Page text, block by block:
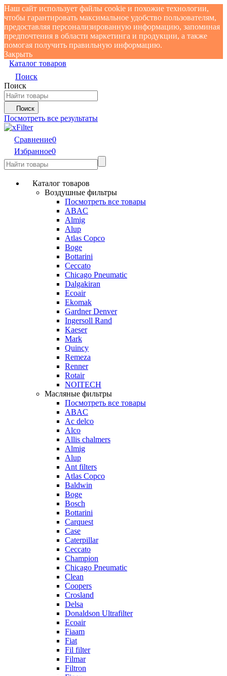
Наш сайт использует файлы cookie и похожие технологии,
чтобы гарантировать максимальное удобство пользователям,
предоставляя персонализированную информацию, запоминая
предпочтения в области маркетинга и продукции, а также
помогая получить правильную информацию.
Закрыть
Каталог товаров
Поиск
Поиск
Поиск
Посмотреть все результаты
Сравнение0
Избранное0
Каталог товаров
Воздушные фильтры
Посмотреть все товары
ABAC
Almig
Alup
Atlas Copco
Boge
Bottarini
Ceccato
Chicago Pneumatic
Dalgakiran
Ecoair
Ekomak
Gardner Denver
Ingersoll Rand
Kaeser
Mark
Quincy
Remeza
Renner
Rotair
NOITECH
Масляные фильтры
Посмотреть все товары
ABAC
Ac delco
Alco
Allis chalmers
Almig
Alup
Ant filters
Atlas Copco
Baldwin
Boge
Bosch
Bottarini
Carquest
Case
Caterpillar
Ceccato
Champion
Chicago Pneumatic
Clean
Coopers
Crosland
Delsa
Donaldson Ultrafilter
Ecoair
Fiaam
Fiat
Fil filter
Filmar
Filtron